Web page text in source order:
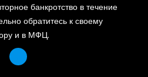
банкротство в течение
обратитесь к своему
и в МФЦ.